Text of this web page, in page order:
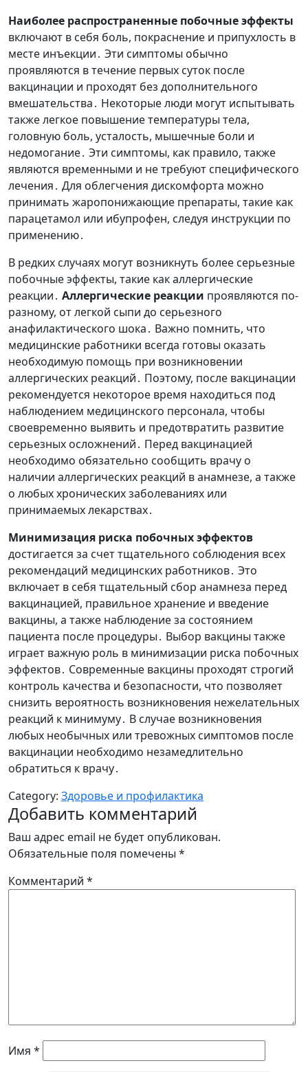
Наиболее распространенные побочные эффекты
включают в себя боль, покраснение и припухлость в
месте инъекции․ Эти симптомы обычно
проявляются в течение первых суток после
вакцинации и проходят без дополнительного
вмешательства․ Некоторые люди могут испытывать
также легкое повышение температуры тела,
головную боль, усталость, мышечные боли и
недомогание․ Эти симптомы, как правило, также
являются временными и не требуют специфического
лечения․ Для облегчения дискомфорта можно
принимать жаропонижающие препараты, такие как
парацетамол или ибупрофен, следуя инструкции по
применению․
В редких случаях могут возникнуть более серьезные
побочные эффекты, такие как аллергические
реакции․ Аллергические реакции проявляются по-
разному, от легкой сыпи до серьезного
анафилактического шока․ Важно помнить, что
медицинские работники всегда готовы оказать
необходимую помощь при возникновении
аллергических реакций․ Поэтому, после вакцинации
рекомендуется некоторое время находиться под
наблюдением медицинского персонала, чтобы
своевременно выявить и предотвратить развитие
серьезных осложнений․ Перед вакцинацией
необходимо обязательно сообщить врачу о
наличии аллергических реакций в анамнезе, а также
о любых хронических заболеваниях или
принимаемых лекарствах․
Минимизация риска побочных эффектов
достигается за счет тщательного соблюдения всех
рекомендаций медицинских работников․ Это
включает в себя тщательный сбор анамнеза перед
вакцинацией, правильное хранение и введение
вакцины, а также наблюдение за состоянием
пациента после процедуры․ Выбор вакцины также
играет важную роль в минимизации риска побочных
эффектов․ Современные вакцины проходят строгий
контроль качества и безопасности, что позволяет
снизить вероятность возникновения нежелательных
реакций к минимуму․ В случае возникновения
любых необычных или тревожных симптомов после
вакцинации необходимо незамедлительно
обратиться к врачу․
Category: Здоровье и профилактика
Добавить комментарий
Ваш адрес email не будет опубликован.
Обязательные поля помечены *
Комментарий *
Имя *